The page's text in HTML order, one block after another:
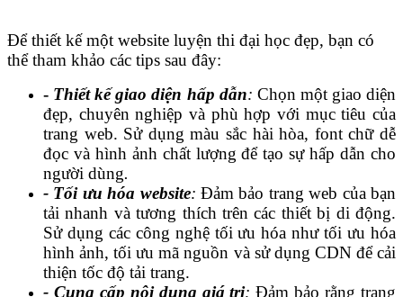
Để thiết kế một website luyện thi đại học đẹp, bạn có
thể tham khảo các tips sau đây:
- Thiết kế giao diện hấp dẫn: Chọn một giao diện
đẹp, chuyên nghiệp và phù hợp với mục tiêu của
trang web. Sử dụng màu sắc hài hòa, font chữ dễ
đọc và hình ảnh chất lượng để tạo sự hấp dẫn cho
người dùng.
- Tối ưu hóa website:Đảm bảo trang web của bạn
tải nhanh và tương thích trên các thiết bị di động.
Sử dụng các công nghệ tối ưu hóa như tối ưu hóa
hình ảnh, tối ưu mã nguồn và sử dụng CDN để cải
thiện tốc độ tải trang.
- Cung cấp nội dung giá trị:Đảm bảo rằng trang